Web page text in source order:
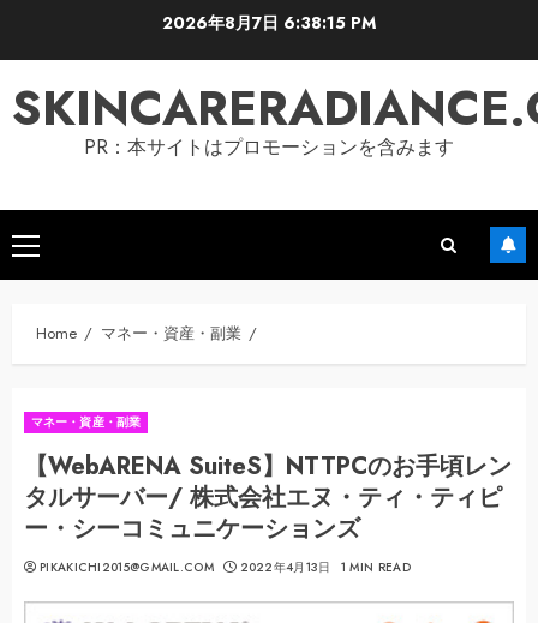
2026年8月7日 6:38:16 PM
PR：本サイトはプロモーションを含みます
Primary
Menu
Home マネー・資産・副業
マネー・資産・副業
【WebARENA SuiteS】NTTPCのお手頃レン
タルサーバー/ 株式会社エヌ・ティ・ティピ
ー・シーコミュニケーションズ
PIKAKICHI2015@GMAIL.COM 2022年4月13日 1 MIN READ